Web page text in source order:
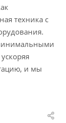
техника с
и мы